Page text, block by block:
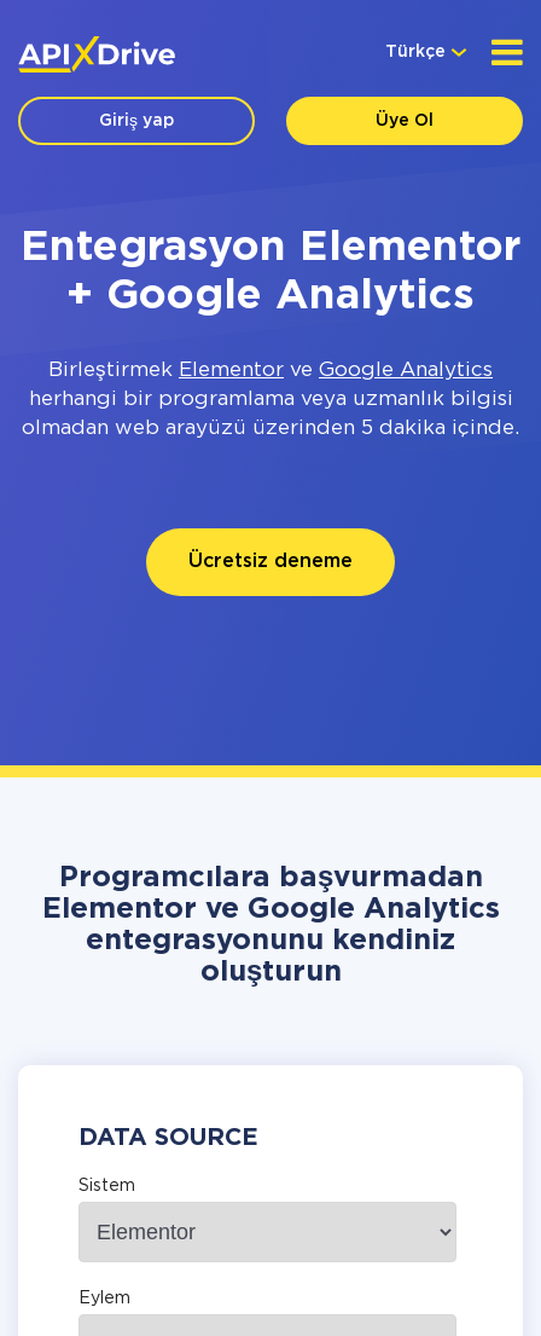
Türkçe
Giriş yap Üye Ol
Entegrasyon Elementor
+ Google Analytics
Birleştirmek Elementor ve Google Analytics
herhangi bir programlama veya uzmanlık bilgisi
olmadan web arayüzü üzerinden 5 dakika içinde.
Ücretsiz deneme
Programcılara başvurmadan
Elementor ve Google Analytics
entegrasyonunu kendiniz
oluşturun
DATA SOURCE
Sistem
Eylem